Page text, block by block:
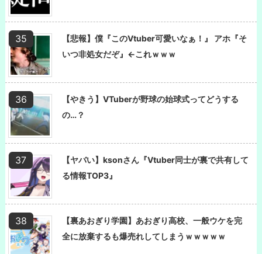
【悲報】僕『このVtuber可愛いなぁ！』 アホ『そ
いつ非処女だぞ』←これｗｗｗ
【やきう】VTuberが野球の始球式ってどうする
の…？
【ヤバい】ksonさん『Vtuber同士が裏で共有して
る情報TOP3』
【裏あおぎり学園】あおぎり高校、一般ウケを完
全に放棄するも爆売れしてしまうｗｗｗｗｗ